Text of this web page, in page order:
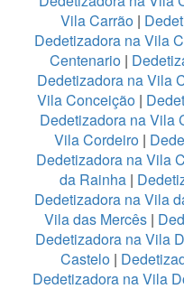
Vila Carrão|
Dedetizadora na Vila
Centenario |
Dedetizadora na Vila
Vila Conceição |
Dedetizadora na Vila
Vila Cordeiro|
Dedetizadora na Vila
da Rainha |
Dedetizadora na Vila
Vila das Mercês |
Dedetizadora na Vila
Castelo|
Dedetizadora na Vila